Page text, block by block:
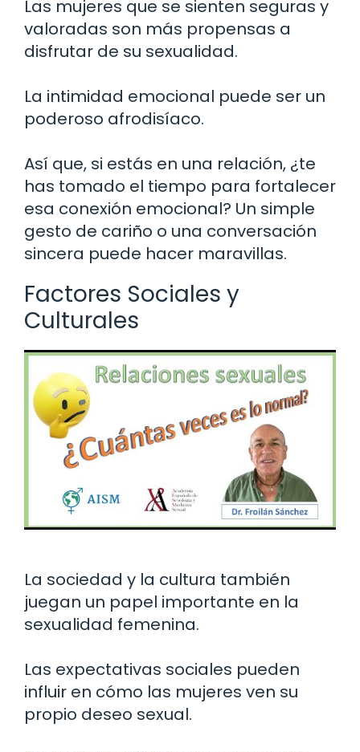
Las mujeres que se sienten seguras y
valoradas son más propensas a
disfrutar de su sexualidad.
La intimidad emocional puede ser un
poderoso afrodisíaco.
Así que, si estás en una relación, ¿te
has tomado el tiempo para fortalecer
esa conexión emocional? Un simple
gesto de cariño o una conversación
sincera puede hacer maravillas.
Factores Sociales y
Culturales
La sociedad y la cultura también
juegan un papel importante en la
sexualidad femenina.
Las expectativas sociales pueden
influir en cómo las mujeres ven su
propio deseo sexual.